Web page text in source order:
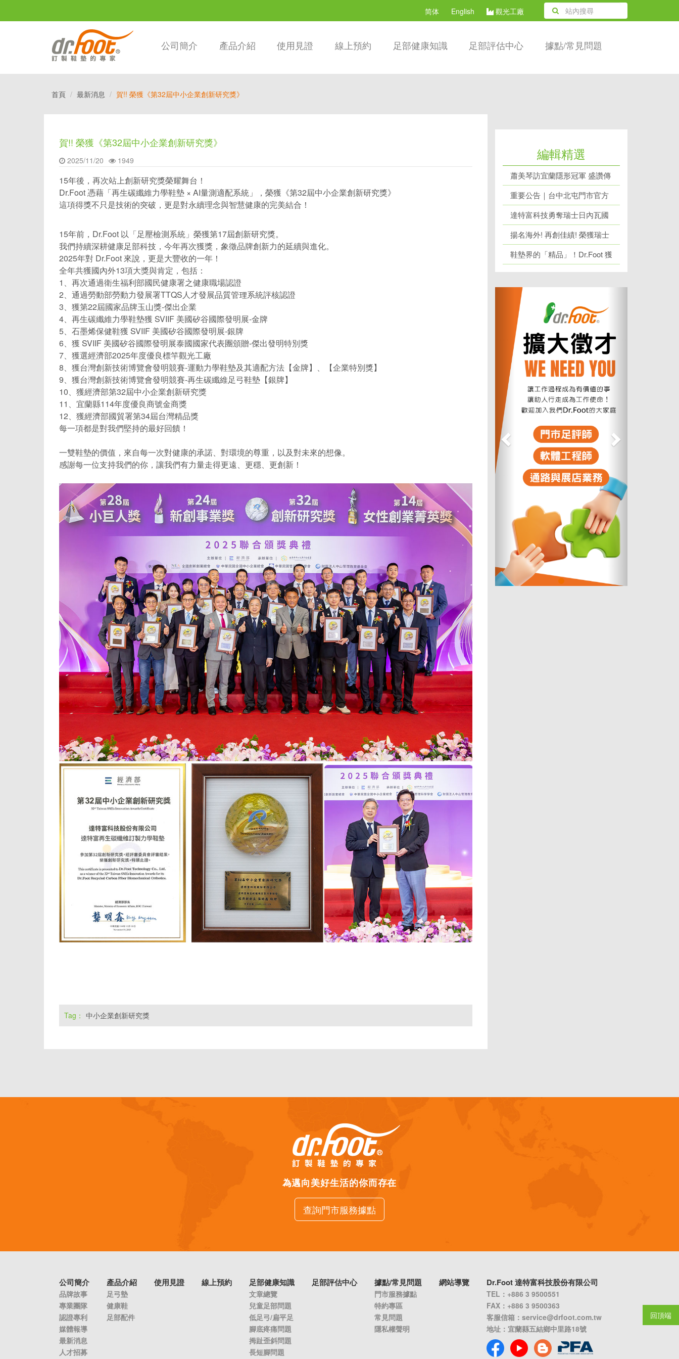
简体 English 觀光工廠
公司簡介 產品介紹 使用見證 線上預約 足部健康知識 足部評估中心 據點/常見問題
首頁 最新消息 賀!! 榮獲《第32屆中小企業創新研究獎》
回頂端
賀!! 榮獲《第32屆中小企業創新研究獎》
2025/11/20 1949
15年後，再次站上創新研究獎榮耀舞台！
Dr.Foot 憑藉「再生碳纖維力學鞋墊 × AI量測適配系統」，榮獲《第32屆中小企業創新研究獎》
這項得獎不只是技術的突破，更是對永續理念與智慧健康的完美結合！
15年前，Dr.Foot 以「足壓檢測系統」榮獲第17屆創新研究獎。
我們持續深耕健康足部科技，今年再次獲獎，象徵品牌創新力的延續與進化。
2025年對 Dr.Foot 來說，更是大豐收的一年！
全年共獲國內外13項大獎與肯定，包括：
1、再次通過衛生福利部國民健康署之健康職場認證
2、通過勞動部勞動力發展署TTQS人才發展品質管理系統評核認證
3、獲第22屆國家品牌玉山獎-傑出企業
4、再生碳纖維力學鞋墊獲 SVIIF 美國矽谷國際發明展-金牌
5、石墨烯保健鞋獲 SVIIF 美國矽谷國際發明展-銀牌
6、獲 SVIIF 美國矽谷國際發明展泰國國家代表團頒贈-傑出發明特別獎
7、獲選經濟部2025年度優良標竿觀光工廠
8、獲台灣創新技術博覽會發明競賽-運動力學鞋墊及其適配方法【金牌】、【企業特別獎】
9、獲台灣創新技術博覽會發明競賽-再生碳纖維足弓鞋墊【銀牌】
10、獲經濟部第32屆中小企業創新研究獎
11、宜蘭縣114年度優良商號金商獎
12、獲經濟部國貿署第34屆台灣精品獎
每一項都是對我們堅持的最好回饋！
一雙鞋墊的價值，來自每一次對健康的承諾、對環境的尊重，以及對未來的想像。
感謝每一位支持我們的你，讓我們有力量走得更遠、更穩、更創新！
Tag： 中小企業創新研究獎
編輯精選
蕭美琴訪宜蘭隱形冠軍 盛讚傳
產成功轉型代表
重要公告｜台中北屯門市官方
網站辨識說明
達特富科技勇奪瑞士日內瓦國
際發明展金銀雙獎
揚名海外! 再創佳績! 榮獲瑞士
日內瓦發明展 1 金牌、1 銀牌
鞋墊界的「精品」！Dr.Foot 獲
「台灣精品獎」肯定！
為邁向美好生活的你而存在
查詢門市服務據點
公司簡介
品牌故事
專業團隊
認證專利
媒體報導
最新消息
人才招募
產品介紹
足弓墊
健康鞋
足部配件
使用見證 線上預約 足部健康知識
文章總覽
兒童足部問題
低足弓/扁平足
腳底疼痛問題
拇趾歪斜問題
長短腳問題
足部評估中心 據點/常見問題
門市服務據點
特約專區
常見問題
隱私權聲明
網站導覽 Dr.Foot 達特富科技股份有限公司
TEL：+886 3 9500551
FAX：+886 3 9500363
客服信箱： service@drfoot.com.tw
地址：宜蘭縣五結鄉中里路18號